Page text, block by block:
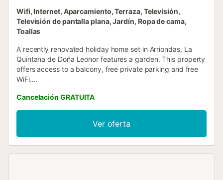
Wifi, Internet, Aparcamiento, Terraza, Televisión,
Televisión de pantalla plana, Jardín, Ropa de cama,
Toallas
A recently renovated holiday home set in Arriondas, La
Quintana de Doña Leonor features a garden. This property
offers access to a balcony, free private parking and free
WiFi....
Cancelación GRATUITA
Ver oferta